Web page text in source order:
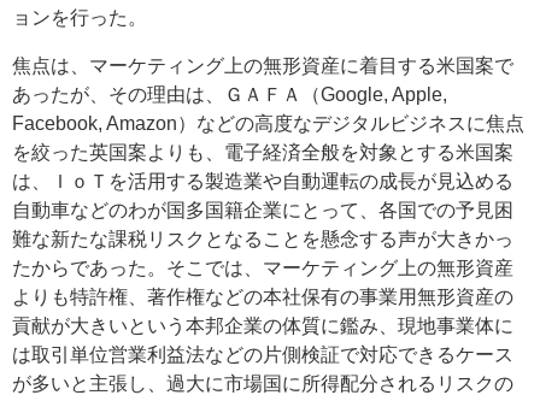
ョンを行った。
焦点は、マーケティング上の無形資産に着目する米国案で
あったが、その理由は、ＧＡＦＡ（Google, Apple,
Facebook, Amazon）などの高度なデジタルビジネスに焦点
を絞った英国案よりも、電子経済全般を対象とする米国案
は、ＩｏＴを活用する製造業や自動運転の成長が見込める
自動車などのわが国多国籍企業にとって、各国での予見困
難な新たな課税リスクとなることを懸念する声が大きかっ
たからであった。そこでは、マーケティング上の無形資産
よりも特許権、著作権などの本社保有の事業用無形資産の
貢献が大きいという本邦企業の体質に鑑み、現地事業体に
は取引単位営業利益法などの片側検証で対応できるケース
が多いと主張し、過大に市場国に所得配分されるリスクの